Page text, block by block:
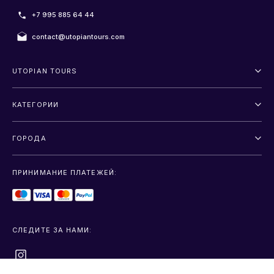
+7 995 885 64 44
contact@utopiantours.com
UTOPIAN TOURS
Политика конфиденциальности
КАТЕГОРИИ
Развлечение
Ориентиры
ГОРОДА
ПРИНИМАНИЕ ПЛАТЕЖЕЙ:
СЛЕДИТЕ ЗА НАМИ: